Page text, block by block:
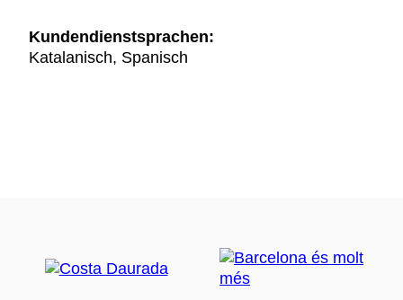
Kundendienstsprachen:
Katalanisch, Spanisch